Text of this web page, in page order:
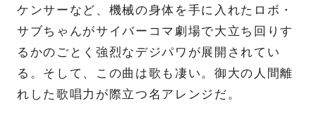
ケンサーなど、機械の身体を手に入れたロボ・
サブちゃんがサイバーコマ劇場で大立ち回りす
るかのごとく強烈なデジパワが展開されてい
る。そして、この曲は歌も凄い。御大の人間離
れした歌唱力が際立つ名アレンジだ。